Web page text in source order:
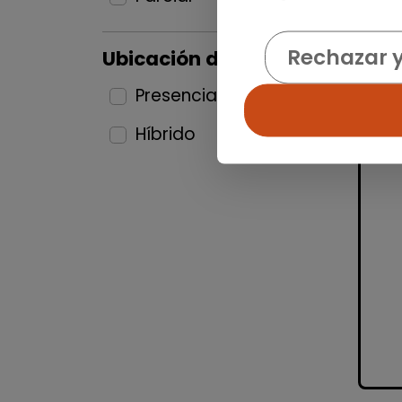
Ubicación del puesto
Presencial
Híbrido
9
Rechazar